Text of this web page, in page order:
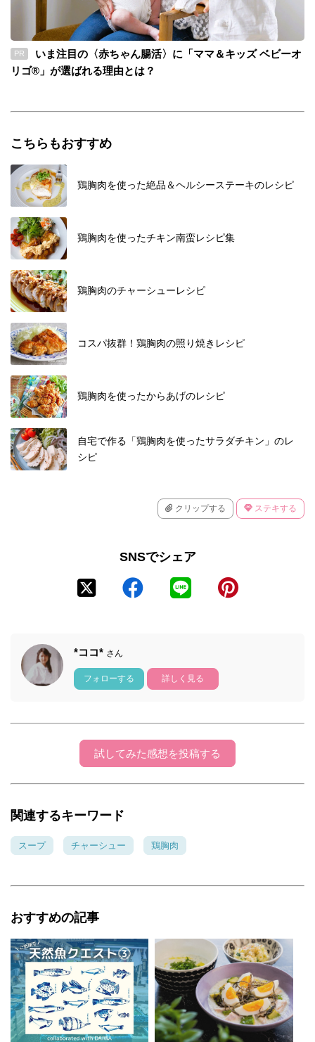
PR
いま注目の〈赤ちゃん腸活〉に「ママ＆キッズ ベビーオ
リゴ®」が選ばれる理由とは？
こちらもおすすめ
鶏胸肉を使った絶品＆ヘルシーステーキのレシピ
鶏胸肉を使ったチキン南蛮レシピ集
鶏胸肉のチャーシューレシピ
コスパ抜群！鶏胸肉の照り焼きレシピ
鶏胸肉を使ったからあげのレシピ
自宅で作る「鶏胸肉を使ったサラダチキン」のレ
シピ
クリップする ステキする
SNSでシェア
*ココ* さん
フォローする 詳しく見る
試してみた感想を投稿する
関連するキーワード
スープ チャーシュー 鶏胸肉
おすすめの記事